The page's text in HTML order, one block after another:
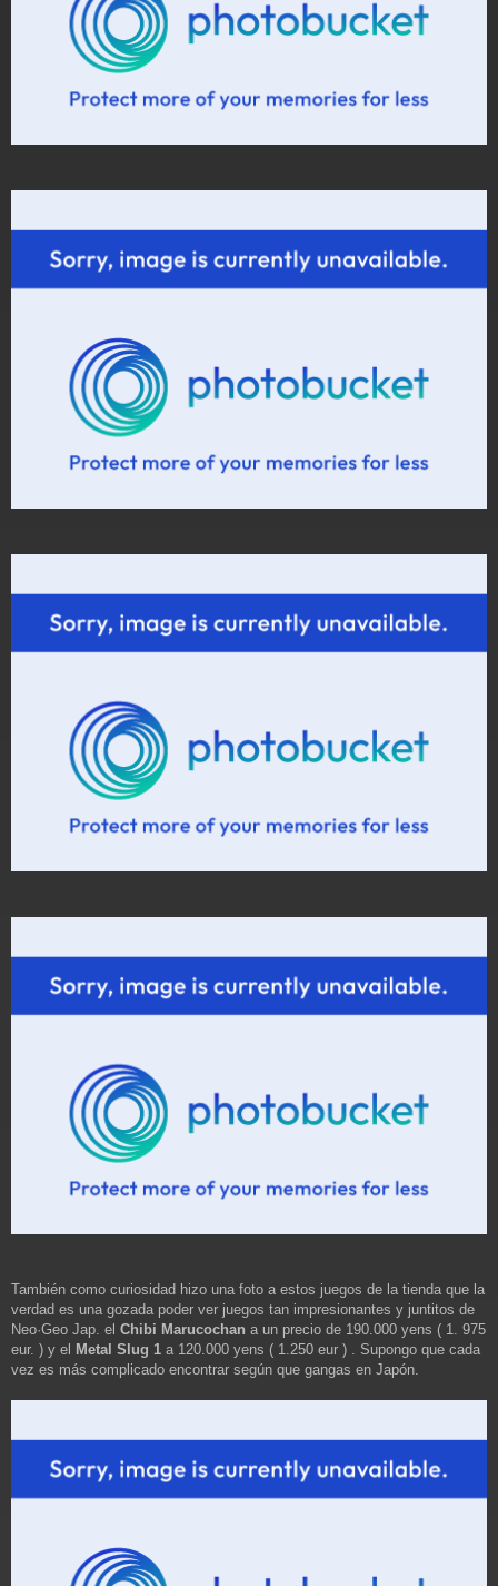
También como curiosidad hizo una foto a estos juegos de la tienda que la
verdad es una gozada poder ver juegos tan impresionantes y juntitos de
Neo·Geo Jap. el Chibi Marucochan a un precio de 190.000 yens ( 1. 975
eur. ) y el Metal Slug 1 a 120.000 yens ( 1.250 eur ) . Supongo que cada
vez es más complicado encontrar según que gangas en Japón.